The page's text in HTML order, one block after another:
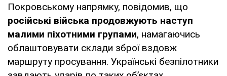
Покровському напрямку, повідомив, що
російські війська продовжують наступ
малими піхотними групами, намагаючись
облаштовувати склади зброї вздовж
маршруту просування. Українські безпілотники